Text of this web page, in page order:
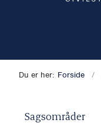
Du er her: Forside
Sagsområder